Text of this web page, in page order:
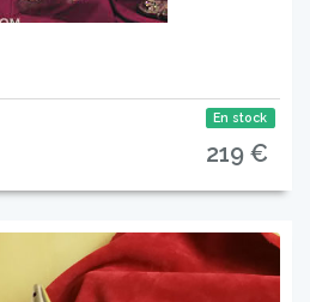
En stock
219 €